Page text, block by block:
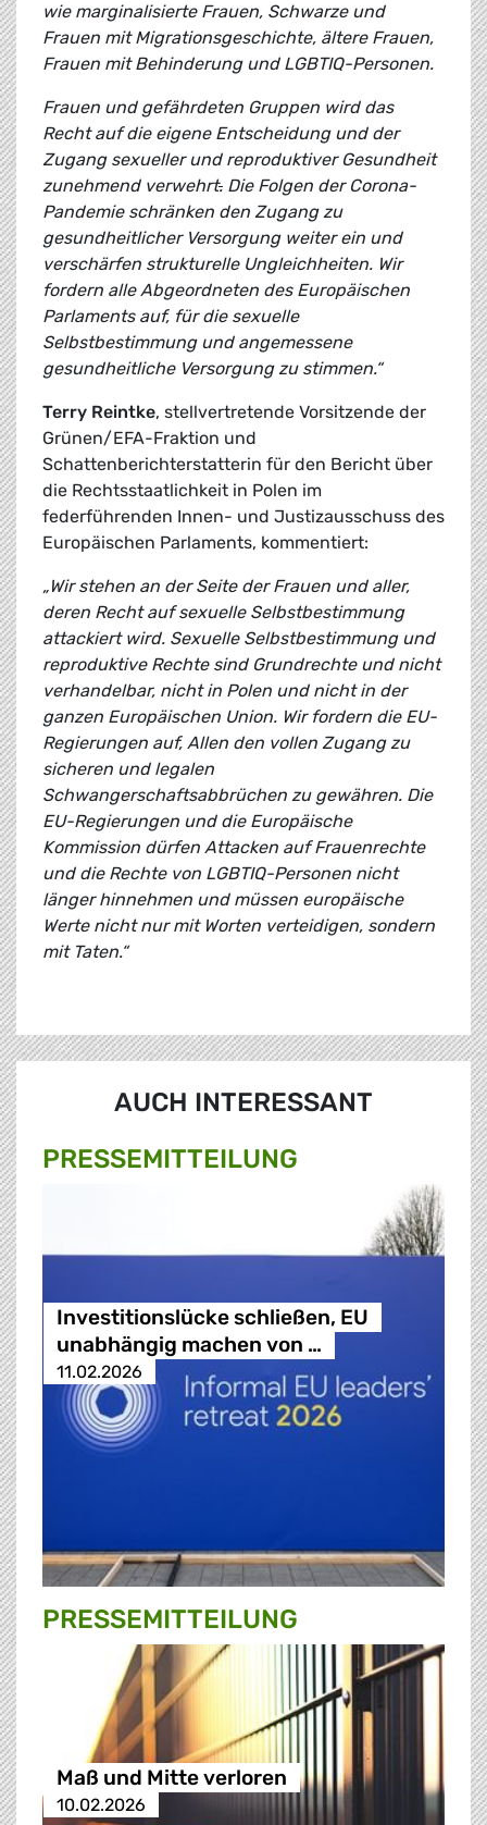
wie marginalisierte Frauen, Schwarze und
Frauen mit Migrationsgeschichte, ältere Frauen,
Frauen mit Behinderung und LGBTIQ-Personen.
Frauen und gefährdeten Gruppen wird das
Recht auf die eigene Entscheidung und der
Zugang sexueller und reproduktiver Gesundheit
zunehmend verwehrt. Die Folgen der Corona-
Pandemie schränken den Zugang zu
gesundheitlicher Versorgung weiter ein und
verschärfen strukturelle Ungleichheiten. Wir
fordern alle Abgeordneten des Europäischen
Parlaments auf, für die sexuelle
Selbstbestimmung und angemessene
gesundheitliche Versorgung zu stimmen.“
Terry Reintke, stellvertretende Vorsitzende der
Grünen/EFA-Fraktion und
Schattenberichterstatterin für den Bericht über
die Rechtsstaatlichkeit in Polen im
federführenden Innen- und Justizausschuss des
Europäischen Parlaments, kommentiert:
„Wir stehen an der Seite der Frauen und aller,
deren Recht auf sexuelle Selbstbestimmung
attackiert wird. Sexuelle Selbstbestimmung und
reproduktive Rechte sind Grundrechte und nicht
verhandelbar, nicht in Polen und nicht in der
ganzen Europäischen Union. Wir fordern die EU-
Regierungen auf, Allen den vollen Zugang zu
sicheren und legalen
Schwangerschaftsabbrüchen zu gewähren. Die
EU-Regierungen und die Europäische
Kommission dürfen Attacken auf Frauenrechte
und die Rechte von LGBTIQ-Personen nicht
länger hinnehmen und müssen europäische
Werte nicht nur mit Worten verteidigen, sondern
mit Taten.“
AUCH INTERESSANT
PRESSE­MITTEILUNG
Investitionslücke schließen, EU
unabhängig machen von …
11.02.2026
PRESSE­MITTEILUNG
Maß und Mitte verloren
10.02.2026